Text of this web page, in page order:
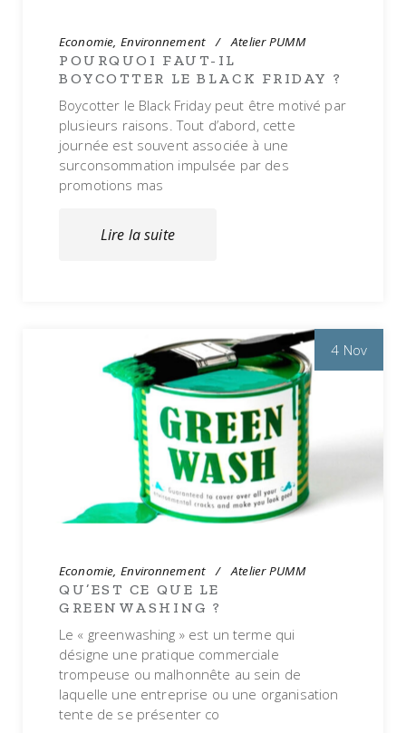
Economie Environnement Atelier PUMM
POURQUOI FAUT-IL
BOYCOTTER LE BLACK FRIDAY ?
Boycotter le Black Friday peut être motivé par
plusieurs raisons. Tout d’abord, cette
journée est souvent associée à une
surconsommation impulsée par des
promotions mas
Lire la suite
4 Nov
Economie Environnement Atelier PUMM
QU’EST CE QUE LE
GREENWASHING ?
Le « greenwashing » est un terme qui
désigne une pratique commerciale
trompeuse ou malhonnête au sein de
laquelle une entreprise ou une organisation
tente de se présenter co